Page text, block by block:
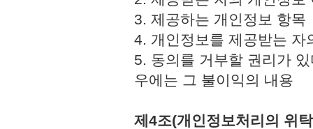
3. 제공하는 개인정보
4. 개인정보를 제공받는
5. 동의를 거부할 권리가
우에는 그 불이익의 내용
제4조(개인정보처리의 위